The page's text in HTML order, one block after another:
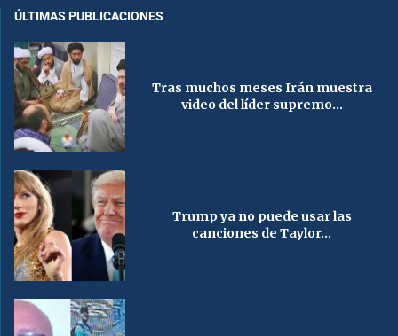
ÚLTIMAS PUBLICACIONES
Tras muchos meses Irán muestra
video del líder supremo...
Trump ya no puede usar las
canciones de Taylor...